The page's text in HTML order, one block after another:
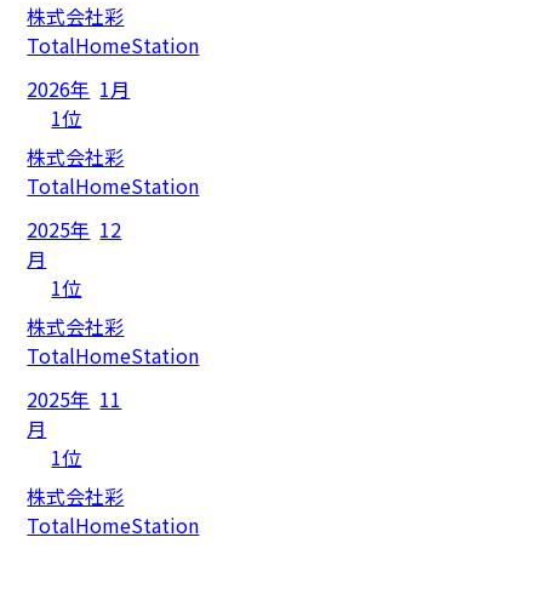
株式会社彩
TotalHomeStation
2026年 1月
1位
株式会社彩
TotalHomeStation
2025年 12
月
1位
株式会社彩
TotalHomeStation
2025年 11
月
1位
株式会社彩
TotalHomeStation